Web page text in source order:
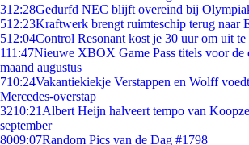
312:28Gedurfd NEC blijft overeind bij
512:23Kraftwerk brengt ruimteschip terug naar
512:04Control Resonant kost je 30 uur om uit te
111:47Nieuwe XBOX Game Pass titels voor de
maand augustus
710:24Vakantiekiekje Verstappen en Wolff
Mercedes-overstap
3210:21 Albert Heijn halveert tempo van
september
8009:07Random Pics van de Dag #1798